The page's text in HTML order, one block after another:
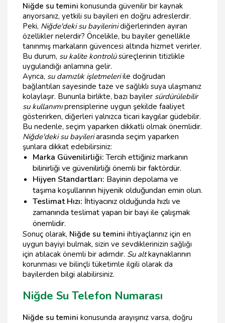
Niğde su temini konusunda güvenilir bir kaynak
arıyorsanız, yetkili su bayileri en doğru adreslerdir.
Peki, Niğde'deki su bayilerinidiğerlerinden ayıran
özellikler nelerdir? Öncelikle, bu bayiler genellikle
tanınmış markaların güvencesi altında hizmet verirler.
Bu durum, su kalite kontrolüsüreçlerinin titizlikle
uygulandığı anlamına gelir.
Ayrıca, su damızlık işletmeleriile doğrudan
bağlantıları sayesinde taze ve sağlıklı suya ulaşmanız
kolaylaşır. Bununla birlikte, bazı bayiler sürdürülebilir
su kullanımıprensiplerine uygun şekilde faaliyet
gösterirken, diğerleri yalnızca ticari kaygılar güdebilir.
Bu nedenle, seçim yaparken dikkatli olmak önemlidir.
Niğde'deki su bayileriarasında seçim yaparken
şunlara dikkat edebilirsiniz:
Marka Güvenilirliği:Tercih ettiğiniz markanın
bilinirliği ve güvenilirliği önemli bir faktördür.
Hijyen Standartları: Bayinin depolama ve
taşıma koşullarının hijyenik olduğundan emin olun.
Teslimat Hızı: İhtiyacınız olduğunda hızlı ve
zamanında teslimat yapan bir bayi ile çalışmak
önemlidir.
Sonuç olarak, Niğde su temini ihtiyaçlarınız için en
uygun bayiyi bulmak, sizin ve sevdiklerinizin sağlığı
için atılacak önemli bir adımdır. Su altkaynaklarının
korunması ve bilinçli tüketimle ilgili olarak da
bayilerden bilgi alabilirsiniz.
Niğde Su Telefon Numarası
Niğde su temini konusunda arayışınız varsa, doğru